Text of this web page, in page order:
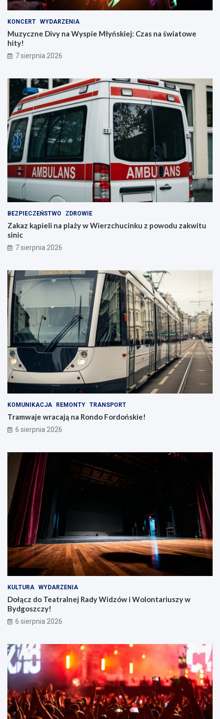
KONCERT WYDARZENIA
Muzyczne Divy na Wyspie Młyńskiej: Czas na światowe
hity!
7 sierpnia 2026
BEZPIECZEŃSTWO ZDROWIE
Zakaz kąpieli na plaży w Wierzchucinku z powodu zakwitu
sinic
7 sierpnia 2026
KOMUNIKACJA REMONTY TRANSPORT
Tramwaje wracają na Rondo Fordońskie!
6 sierpnia 2026
KULTURA WYDARZENIA
Dołącz do Teatralnej Rady Widzów i Wolontariuszy w
Bydgoszczy!
6 sierpnia 2026